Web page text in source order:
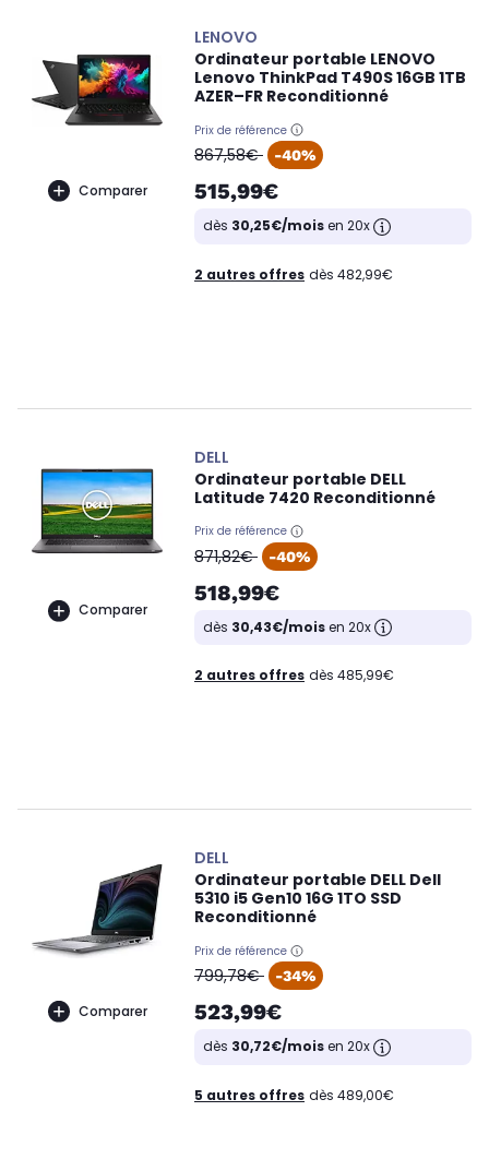
Comparer
LENOVO
Ordinateur portable LENOVO
Lenovo ThinkPad T490S 16GB 1TB
AZER–FR Reconditionné
Prix de référence
oldPrice
867,58€ -40%
515,99€
dès 30,25€/moisen 20x
2 autres offres dès 482,99€
Comparer
DELL
Ordinateur portable DELL
Latitude 7420 Reconditionné
Prix de référence
oldPrice
871,82€ -40%
518,99€
dès 30,43€/moisen 20x
2 autres offres dès 485,99€
Comparer
DELL
Ordinateur portable DELL Dell
5310 i5 Gen10 16G 1TO SSD
Reconditionné
Prix de référence
oldPrice
799,78€ -34%
523,99€
dès 30,72€/moisen 20x
5 autres offres dès 489,00€